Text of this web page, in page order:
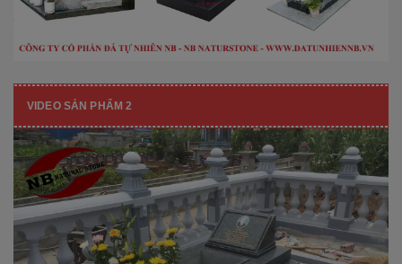
VIDEO SẢN PHẨM 2